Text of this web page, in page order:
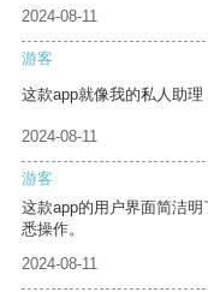
2024-08-11
游客
这款app就像我的私人助理
2024-08-11
游客
这款app的用户界面简洁
悉操作。
2024-08-11